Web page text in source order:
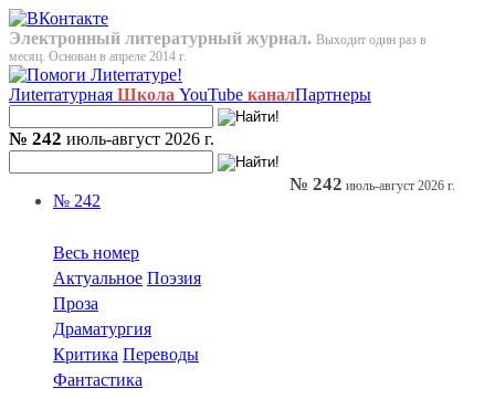
Электронный литературный журнал. Выходит один раз в
месяц. Основан в апреле 2014 г.
Лиterraтурная Школа YouTube каналПартнеры
№ 242 июль-август 2026 г.
№ 242
Весь номер
Актуальное Поэзия
Проза
Драматургия
Критика Переводы
Фантастика
№ 242 июль-август 2026 г.